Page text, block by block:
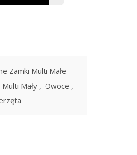
Zamki Multi Małe
Multi Mały , Owoce ,